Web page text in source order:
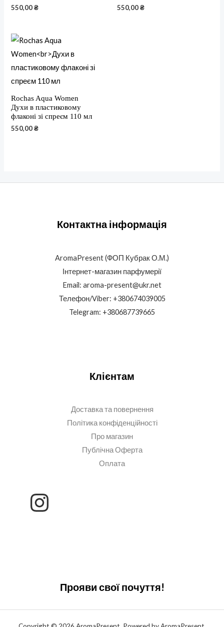
550,00₴
550,00₴
Rochas Aqua Women
Духи в пластиковому
флаконі зі спреєм 110 мл
550,00₴
Контактна інформація
AromaPresent (ФОП Кубрак О.М.)
Інтернет-магазин парфумерії
Email: aroma-present@ukr.net
Телефон/Viber: +380674039005
Telegram: +380687739665
Клієнтам
Доставка та повернення
Політика конфіденційності
Про магазин
Публічна Оферта
Оплата
Прояви свої почуття!